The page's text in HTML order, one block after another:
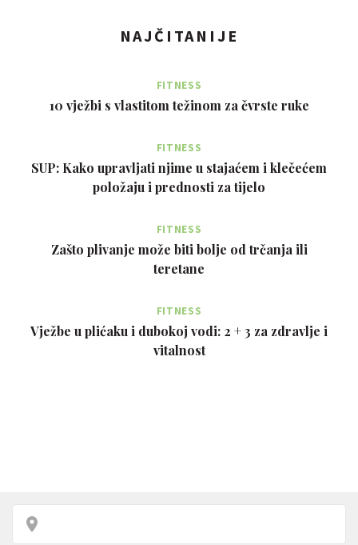
NAJČITANIJE
FITNESS
10 vježbi s vlastitom težinom za čvrste ruke
FITNESS
SUP: Kako upravljati njime u stajaćem i klečećem
položaju i prednosti za tijelo
FITNESS
Zašto plivanje može biti bolje od trčanja ili
teretane
FITNESS
Vježbe u plićaku i dubokoj vodi: 2 + 3 za zdravlje i
vitalnost